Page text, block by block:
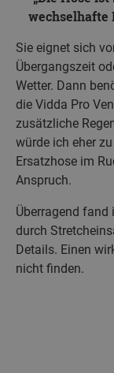
wechselhafte
Sie eignet sich
Übergangszeit
Wetter. Dann
die Vidda Pro
zusätzliche
würde ich eher
Ersatzhose im
Anspruch.
Überragend
durch
Details. Einen
nicht finden.